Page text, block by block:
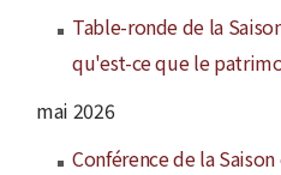
Table-ronde de la
qu'est-ce que le
mai 2026
Conférence de la